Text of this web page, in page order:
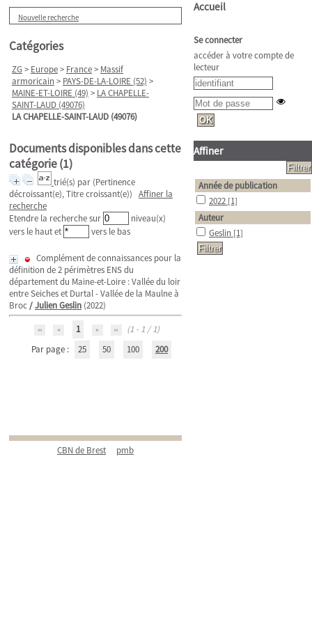
Nouvelle recherche
Catégories
ZG > Europe> France> Massif
armoricain > PAYS-DE-LA-LOIRE (52) >
MAINE-ET-LOIRE (49) > LA CHAPELLE-
SAINT-LAUD (49076)
LA CHAPELLE-SAINT-LAUD (49076)
Documents disponibles dans cette
catégorie (1)
trié(s) par (Pertinence
décroissant(e), Titre croissant(e)) Affiner la
recherche
Etendre la recherche sur
niveau(x)
vers le haut et
vers le bas
Complément de connaissances pour la
définition de 2 périmètres ENS du
département du Maine-et-Loire : Vallée du loir
entre Seiches et Durtal - Vallée de la Maulne à
Broc/Julien Geslin (2022)
1
(1 - 1 / 1)
Par page :
25 50 100 200
CBN de Brest pmb
Accueil
Se connecter
accéder à votre compte de
lecteur
Affiner
Année de publication
2022 [1]
Auteur
Geslin [1]